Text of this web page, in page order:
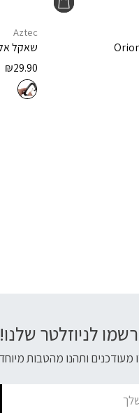
Aztec
שאקל
₪29.90
לניוזלטר שלנו!
מעודכנים ותהנו מהטבות